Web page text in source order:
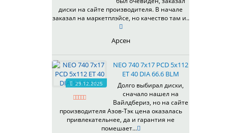
401
408
410
411
414
417
70,1
72,6
73,1
74,1
75.1
78.1
MGM
OrD
SL
W
WB
WD
диски на сайте производителя. В начале
заказал на маркетплэйсе, но качество там и..
Арсен
29.12.2025
NEO 740 7x17 PCD 5x112
ET 40 DIA 66.6 BLM
Долго выбирал диски,
сначало нашел на
Вайлдбериз, но на сайте
производителя Азов-Тэк цена оказалась
привлекательнее, да и гарантия не
помешает...